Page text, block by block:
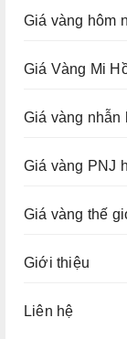
Giá vàng hôm
Giá Vàng Mi
Giá vàng nhẫn
Giá vàng PNJ
Giá vàng thế
Giới thiệu
Liên hệ